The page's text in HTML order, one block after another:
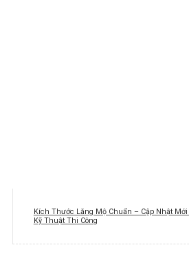
Kích Thước Lăng Mộ Chuẩn – Cập Nhật
Kỹ Thuật Thi Công